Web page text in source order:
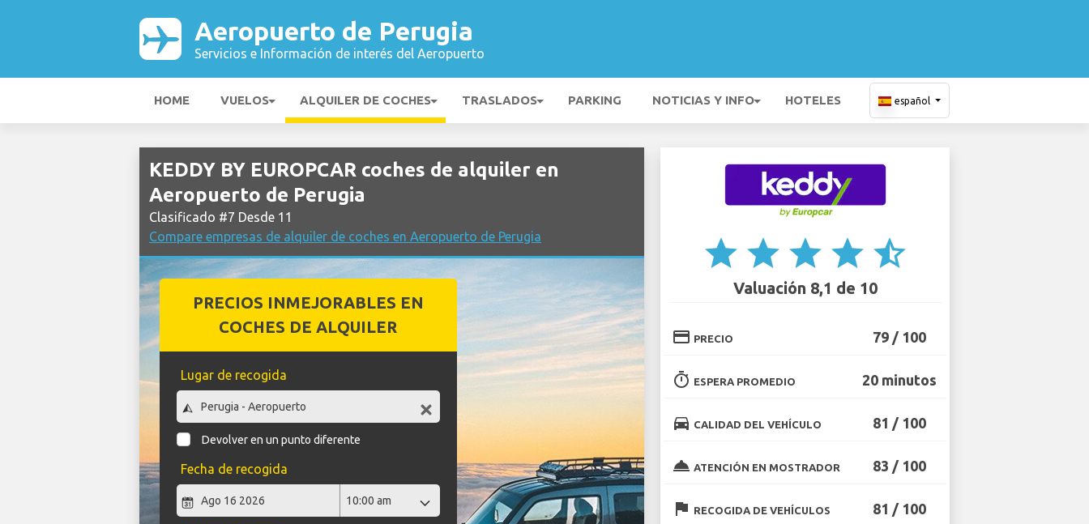
Aeropuerto de Perugia
Servicios e Información de interés del Aeropuerto
HOME VUELOS ALQUILER DE COCHES TRASLADOS PARKING NOTICIAS Y INFO HOTELES español
KEDDY BY EUROPCAR coches de alquiler en
Aeropuerto de Perugia
Clasificado #7 Desde 11
Compare empresas de alquiler de coches en Aeropuerto de Perugia
PRECIOS INMEJORABLES EN
COCHES DE ALQUILER
Lugar de recogida
Devolver en un punto diferente
Fecha de recogida
star star star star star_half
Valuación 8,1 de 10
credit_card PRECIO 79 / 100
timer ESPERA PROMEDIO 20 minutos
directions_car CALIDAD DEL VEHÍCULO 81 / 100
room_service ATENCIÓN EN MOSTRADOR 83 / 100
flag RECOGIDA DE VEHÍCULOS 81 / 100